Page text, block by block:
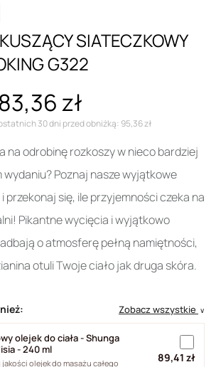
SIATECZKOWY
G322
83,36 zł
30 dni przed obniżką: 95,36 zł
na odrobinę rozkoszy w nieco bardziej
wydaniu? Poznaj nasze wyjątkowe
przekonaj się, ile przyjemności czeka na
Pikantne wycięcia i wyjątkowo
o atmosferę pełną namiętności,
otuli Twoje ciało jak druga skóra.
Zobacz wszystkie ∨
olejek do ciała - Shunga
- 240 ml
olejek do masażu całego
89,41 zł